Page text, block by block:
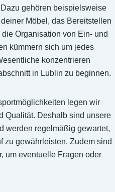
gehören beispielsweise
Möbel, das Bereitstellen
Organisation von Ein- und
kümmern sich um jedes
konzentrieren
in Lublin zu beginnen.
legen wir
Qualität. Deshalb sind unsere
werden regelmäßig gewartet,
zu gewährleisten. Zudem sind
um eventuelle Fragen oder